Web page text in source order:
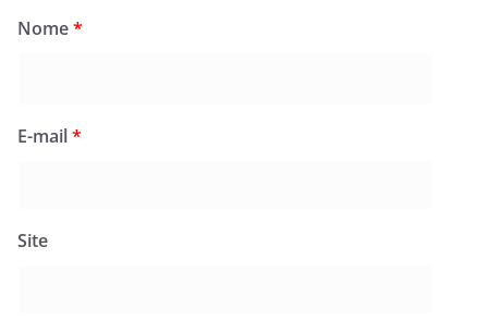
Nome*
E-mail*
Site